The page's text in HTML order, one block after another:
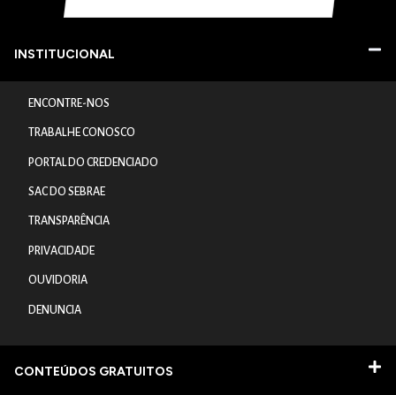
INSTITUCIONAL
ENCONTRE-NOS
TRABALHE CONOSCO
PORTAL DO CREDENCIADO
SAC DO SEBRAE
TRANSPARÊNCIA
PRIVACIDADE
OUVIDORIA
DENUNCIA
CONTEÚDOS GRATUITOS